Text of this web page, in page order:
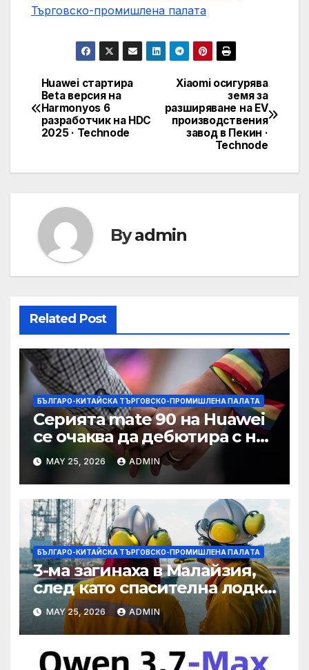
Търговско-промишлена палaта
Post
navigation
Xiaomi осигурява
земя за
разширяване на EV
производствения
завод в Пекин ·
Technode
Huawei стартира
Beta версия на
Harmonyos 6
разработчик на HDC
2025 · Technode
Byadmin
Related Post
БЪЛГАРО-КИТАЙСКА ТЪРГОВСКО-ПРОМИШЛЕНА ПАЛAТА
Серията mate 90 на Huawei
се очаква да дебютира с нов
чип Kirin тази есен ·
TechNode
MAY 25, 2026 ADMIN
БЪЛГАРО-КИТАЙСКА ТЪРГОВСКО-ПРОМИШЛЕНА ПАЛAТА
3-ма загинаха в Малайзия,
след като спасителна лодка
падна в морето от
плаващия кораб на Petronas
MAY 25, 2026 ADMIN